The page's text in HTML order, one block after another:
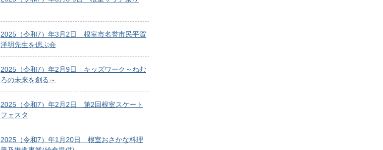
2025（令和7）年3月2日 根室市名誉市民平賀
洋明先生を偲ぶ会
2025（令和7）年2月9日 キッズワーク～ねむ
ろの未来を創る～
2025（令和7）年2月2日 第2回根室スケート
フェスタ
2025（令和7）年1月20日 根室おさかな料理